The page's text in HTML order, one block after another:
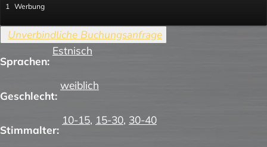
1 Werbung
Sprachen:
Estnisch
Geschlecht:
weiblich
Stimmalter:
10-15, 15-30, 30-40